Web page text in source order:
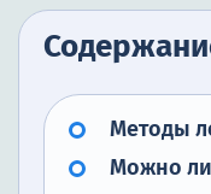
Методы
Можно ли